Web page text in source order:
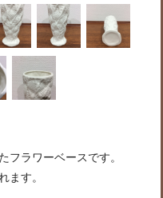
フラワーベースです。
ます。